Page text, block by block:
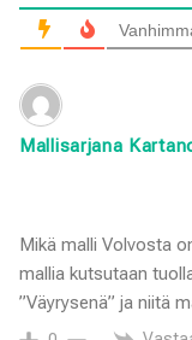
Mallisarjana
Mikä malli Volvosta
mallia kutsutaan
”Väyrysenä” ja niitä